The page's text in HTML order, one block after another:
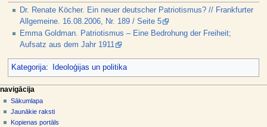
Dr. Renate Köcher. Ein neuer deutscher Patriotismus? // Frankfurter
Allgemeine. 16.08.2006, Nr. 189 / Seite 5
Emma Goldman. Patriotismus – Eine Bedrohung der Freiheit;
Aufsatz aus dem Jahr 1911
Kategorija: Ideoloģijas un politika
N
a
v
lapas darbības
raksts
diskusija
skatīt
dalībnieka rīki
pieslēgties
navigācija
Sākumlapa
Jaunākie raksti
Kopienas portāls